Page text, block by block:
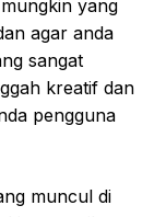
yang
agar anda
sangat
kreatif dan
pengguna
muncul di